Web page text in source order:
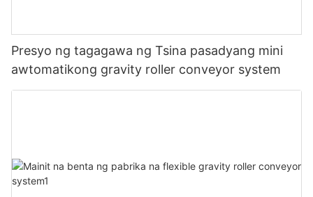
Presyo ng tagagawa ng Tsina pasadyang mini
awtomatikong gravity roller conveyor system